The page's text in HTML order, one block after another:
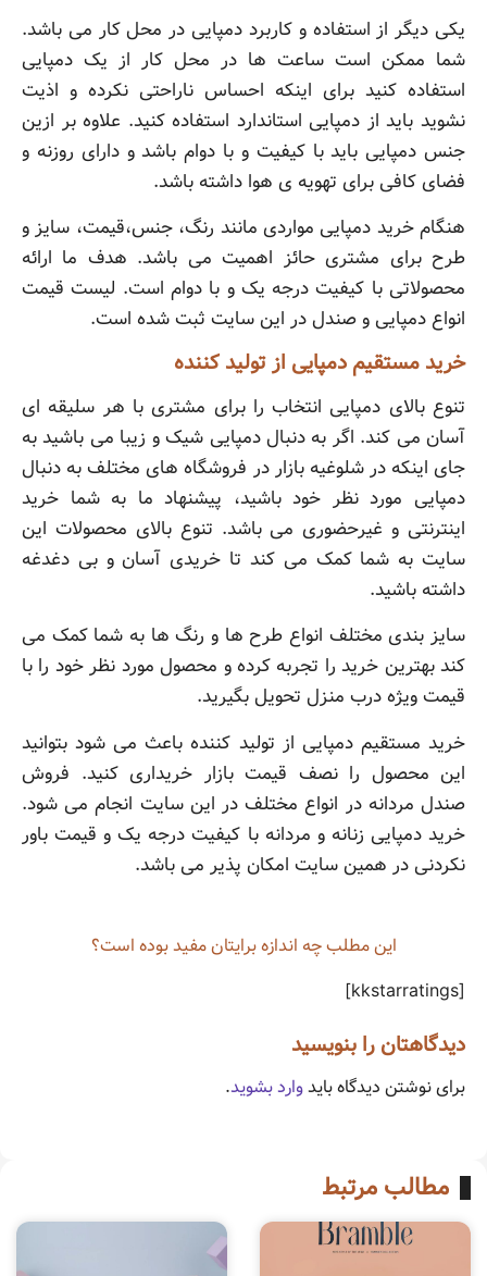
یکی دیگر از استفاده و کاربرد دمپایی در محل کار می باشد.
شما ممکن است ساعت ها در محل کار از یک دمپایی
استفاده کنید برای اینکه احساس ناراحتی نکرده و اذیت
نشوید باید از دمپایی استاندارد استفاده کنید. علاوه بر ازین
جنس دمپایی باید با کیفیت و با دوام باشد و دارای روزنه و
فضای کافی برای تهویه ی هوا داشته باشد.
هنگام خرید دمپایی مواردی مانند رنگ، جنس،قیمت، سایز و
طرح برای مشتری حائز اهمیت می باشد. هدف ما ارائه
محصولاتی با کیفیت درجه یک و با دوام است. لیست قیمت
انواع دمپایی و صندل در این سایت ثبت شده است.
خرید مستقیم دمپایی از تولید کننده
تنوع بالای دمپایی انتخاب را برای مشتری با هر سلیقه ای
آسان می کند. اگر به دنبال دمپایی شیک و زیبا می باشید به
جای اینکه در شلوغیه بازار در فروشگاه های مختلف به دنبال
دمپایی مورد نظر خود باشید، پیشنهاد ما به شما خرید
اینترنتی و غیرحضوری می باشد. تنوع بالای محصولات این
سایت به شما کمک می کند تا خریدی آسان و بی دغدغه
داشته باشید.
سایز بندی مختلف انواع طرح ها و رنگ ها به شما کمک می
کند بهترین خرید را تجربه کرده و محصول مورد نظر خود را با
قیمت ویژه درب منزل تحویل بگیرید.
خرید مستقیم دمپایی از تولید کننده باعث می شود بتوانید
این محصول را نصف قیمت بازار خریداری کنید. فروش
صندل مردانه در انواع مختلف در این سایت انجام می شود.
خرید دمپایی زنانه و مردانه با کیفیت درجه یک و قیمت باور
نکردنی در همین سایت امکان پذیر می باشد.
این مطلب چه‌ اندازه برایتان مفید بوده است؟
[kkstarratings]
دیدگاهتان را بنویسید
برای نوشتن دیدگاه بایدوارد بشوید.
مطالب مرتبط